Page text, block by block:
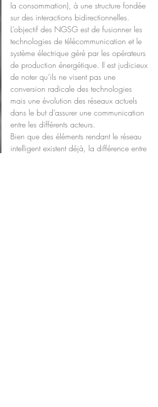
la consommation), à une structure fondée
sur des interactions bidirectionnelles.
L’objectif des NGSG est de fusionner les
technologies de télécommunication et le
système électrique géré par les opérateurs
de production énergétique. Il est judicieux
de noter qu’ils ne visent pas une
conversion radicale des technologies
mais une évolution des réseaux actuels
dans le but d’assurer une communication
entre les différents acteurs.
Bien que des éléments rendant le réseau
intelligent existent déjà, la différence entre